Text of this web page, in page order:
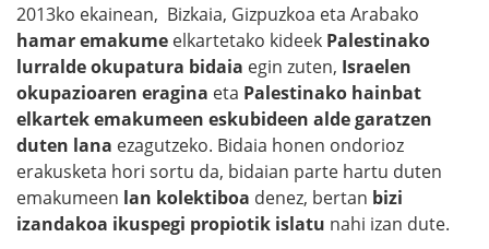
2013ko ekainean, Bizkaia, Gizpuzkoa eta Arabako
hamar emakume elkartetako kideek Palestinako
lurralde okupatura bidaia egin zuten, Israelen
okupazioaren eragina eta Palestinako hainbat
elkartek emakumeen eskubideen alde garatzen
duten lana ezagutzeko. Bidaia honen ondorioz
erakusketa hori sortu da, bidaian parte hartu duten
emakumeen lan kolektiboa denez, bertan bizi
izandakoa ikuspegi propiotik islatu nahi izan dute.